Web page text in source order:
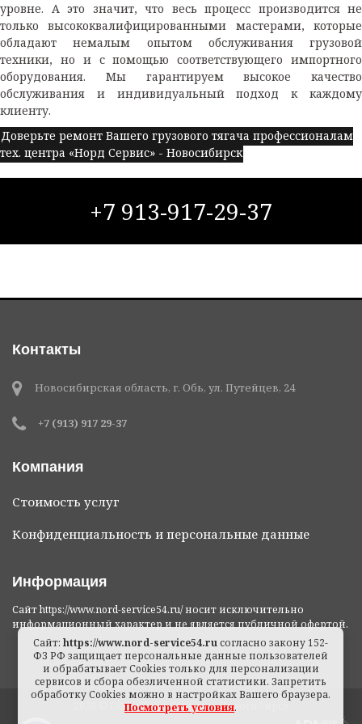
уровне. А это значит, что весь процесс производится не
только высококвалифицированными мастерами, которые
обладают немалым опытом обслуживания грузовой
техники, но и с помощью соответствующего импортного
оборудования. Мы гарантируем высокое качество
обслуживания и индивидуальный подход к каждому
клиенту.
Доверьте ремонт Вашего грузового тягача профессионалам
тех. центра «Норд Сервис» - Новосибирск
+7 913-917-29-37
Контакты
Новосибирская область, г. Обь, ул. Путейцев, 24
+7 (913) 917 29-37
Компания
Стоимость услуг
Конфиденциальность и персональные данные
Информация
Сайт https://www.nord-service54.ru/ носит исключительно
информационный характер и не является публичной офертой.
2026 © ООО «Норд Сервис» - Новосибирск
Сайт:https://www.nord-service54.ruсогласно закону 152-
ФЗ РФ защищает персональные данные пользователей
и обрабатывает Cookies только для персонализации
сервисов и сбора обезличенной статистики. Запретить
обработку Cookies можно в настройках Вашего браузера.
Посмотреть условия.